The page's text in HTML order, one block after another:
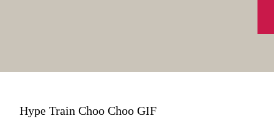
Hype Train Choo Choo GIF